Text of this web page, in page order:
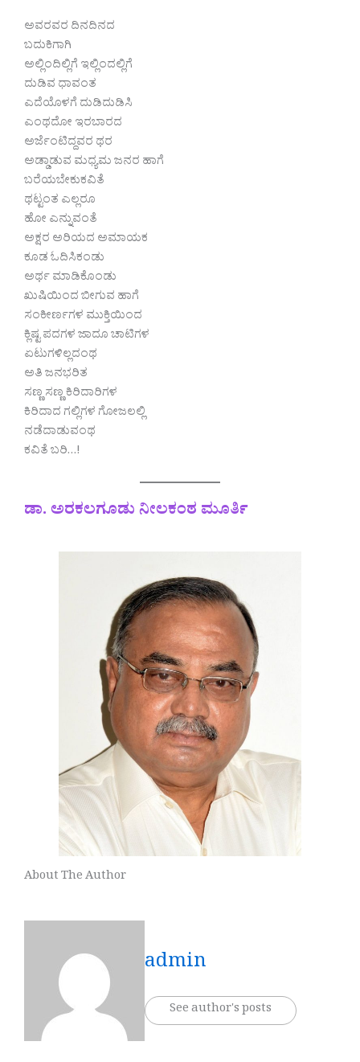
ಅವರವರ ದಿನದಿನದ
ಬದುಕಿಗಾಗಿ
ಅಲ್ಲಿಂದಿಲ್ಲಿಗೆ ಇಲ್ಲಿಂದಲ್ಲಿಗೆ
ದುಡಿವ ಧಾವಂತ
ಎದೆಯೊಳಗೆ ದುಡಿದುಡಿಸಿ
ಎಂಥದೋ ಇರಬಾರದ
ಅರ್ಜೆಂಟಿದ್ದವರ ಥರ
ಅಡ್ಡಾಡುವ ಮಧ್ಯಮ ಜನರ ಹಾಗೆ
ಬರೆಯಬೇಕುಕವಿತೆ
ಥಟ್ಟಂತ ಎಲ್ಲರೂ
ಹೋ ಎನ್ನುವಂತೆ
ಅಕ್ಷರ ಅರಿಯದ ಅಮಾಯಕ
ಕೂಡ ಓದಿಸಿಕಂಡು
ಅರ್ಥ ಮಾಡಿಕೊಂಡು
ಖುಷಿಯಿಂದ ಬೀಗುವ ಹಾಗೆ
ಸಂಕೀರ್ಣಗಳ ಮುಕ್ತಿಯಿಂದ
ಕ್ಲಿಷ್ಟ ಪದಗಳ ಜಾದೂ ಚಾಟಿಗಳ
ಏಟುಗಳಿಲ್ಲದಂಥ
ಅತಿ ಜನಭರಿತ
ಸಣ್ಣ ಸಣ್ಣ ಕಿರಿದಾರಿಗಳ
ಕಿರಿದಾದ ಗಲ್ಲಿಗಳ ಗೋಜಲಲ್ಲಿ
ನಡೆದಾಡುವಂಥ
ಕವಿತೆ ಬರಿ…!
ಡಾ. ಅರಕಲಗೂಡು ನೀಲಕಂಠ ಮೂರ್ತಿ
About The Author
admin
See author's posts